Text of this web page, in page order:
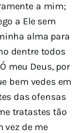
a mim;
a Ele sem
alma para
dentre todos
meu Deus, por
bem vedes em
das ofensas
tratastes tão
vez de me